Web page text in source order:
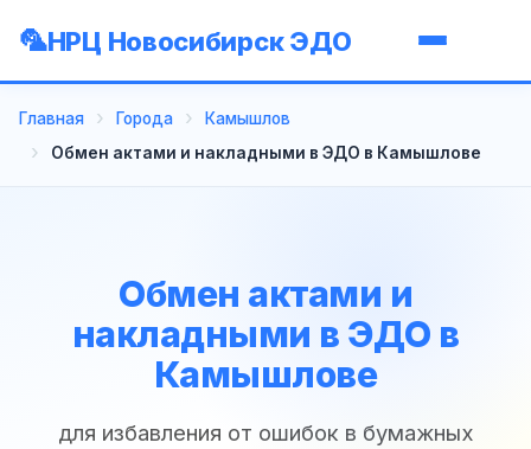
НРЦ Новосибирск ЭДО
Главная Города
Камышлов
Обмен актами и накладными в ЭДО в Камышлове
Обмен актами и
накладными в ЭДО в
Камышлове
для избавления от ошибок в бумажных